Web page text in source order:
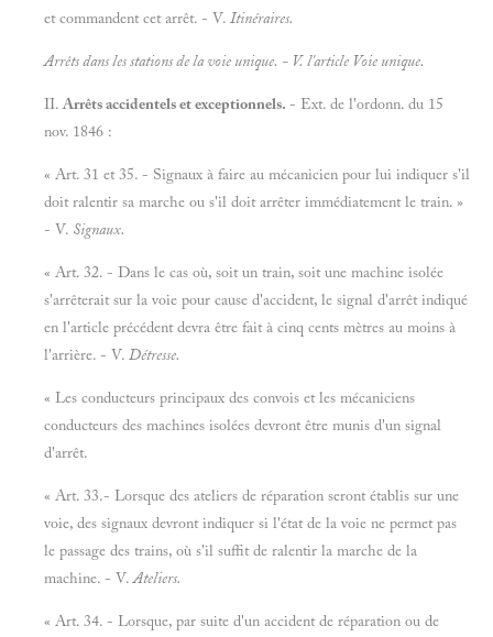
et commandent cet arrêt. - V. Itinéraires.
Arrêts dans les stations de la voie unique. - V. l'article Voie unique.
II.Arrêts accidentels et exceptionnels. - Ext. de l'ordonn. du 15
nov. 1846 :
« Art. 31 et 35. - Signaux à faire au mécanicien pour lui indiquer s'il
doit ralentir sa marche ou s'il doit arrêter immédiatement le train. »
- V. Signaux.
« Art. 32. - Dans le cas où, soit un train, soit une machine isolée
s'arrêterait sur la voie pour cause d'accident, le signal d'arrêt indiqué
en l'article précédent devra être fait à cinq cents mètres au moins à
l'arrière. - V. Détresse.
« Les conducteurs principaux des convois et les mécaniciens
conducteurs des machines isolées devront être munis d'un signal
d'arrêt.
« Art. 33.- Lorsque des ateliers de réparation seront établis sur une
voie, des signaux devront indiquer si l'état de la voie ne permet pas
le passage des trains, où s'il suffit de ralentir la marche de la
machine. - V.Ateliers.
« Art. 34. - Lorsque, par suite d'un accident de réparation ou de